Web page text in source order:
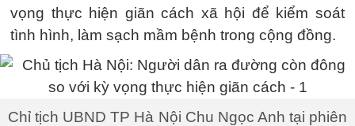
vọng thực hiện giãn cách xã hội để kiểm soát
tình hình, làm sạch mầm bệnh trong cộng đồng.
Chỉ tịch UBND TP Hà Nội Chu Ngọc Anh tại phiên